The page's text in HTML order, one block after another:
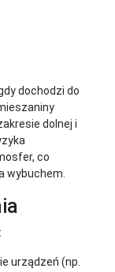
dochodzi do
dolnej i
co
wybuchem.
urządzeń (np.